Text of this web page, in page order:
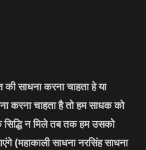
साधना करना चाहता हे या
करना चाहता है तो हम साधक को
न मिले तब तक हम उसको
(महाकाली साधना नरसिंह साधना